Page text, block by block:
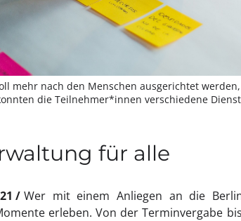
mehr nach den Menschen ausgerichtet
die Teilnehmer*innen verschiedene
für alle
Wer mit einem Anliegen an die
erleben. Von der Terminvergabe